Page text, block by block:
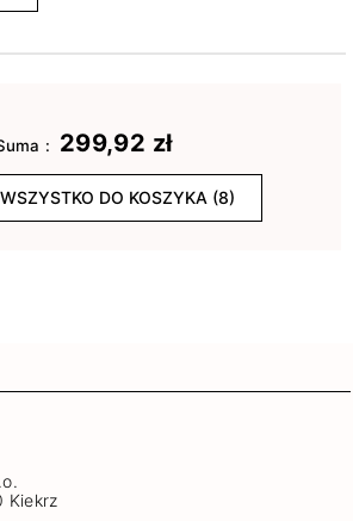
: 299,92 zł
DO KOSZYKA (8)
Kiekrz